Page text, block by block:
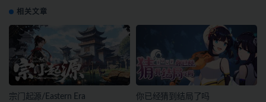
相关文章
宗门起源/Eastern Era 你已经猜到结局了吗